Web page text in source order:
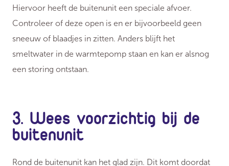
Hiervoor heeft de buitenunit een speciale afvoer.
Controleer of deze open is en er bijvoorbeeld geen
sneeuw of blaadjes in zitten. Anders blijft het
smeltwater in de warmtepomp staan en kan er alsnog
een storing ontstaan.
3. Wees voorzichtig bij de
buitenunit
Rond de buitenunit kan het glad zijn. Dit komt doordat